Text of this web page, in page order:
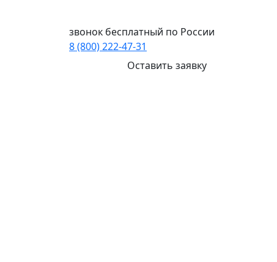
звонок бесплатный по России
8 (800) 222-47-31
Оставить заявку